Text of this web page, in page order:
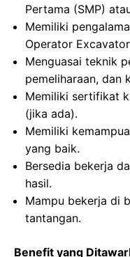
Pertama (SMP)
Memiliki
Operator
Menguasai teknik
pemeliharaan, dan
Memiliki sertifikat
(jika ada).
Memiliki
yang baik.
Bersedia bekerja
hasil.
Mampu bekerja di
tantangan.
Benefit yang